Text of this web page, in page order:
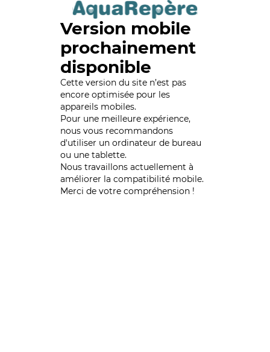
Version mobile
prochainement
disponible
Cette version du site n’est pas
encore optimisée pour les
appareils mobiles.
Pour une meilleure expérience,
nous vous recommandons
d'utiliser un ordinateur de bureau
ou une tablette.
Nous travaillons actuellement à
améliorer la compatibilité mobile.
Merci de votre compréhension !